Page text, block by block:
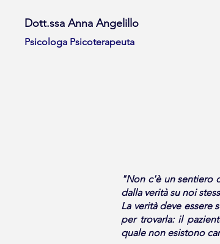
Dott.ssa Anna Angelillo
Psicologa Psicoterapeuta
"Non c'è un sentiero
dalla verità su noi
La verità deve essere
per trovarla: il
quale non esistono